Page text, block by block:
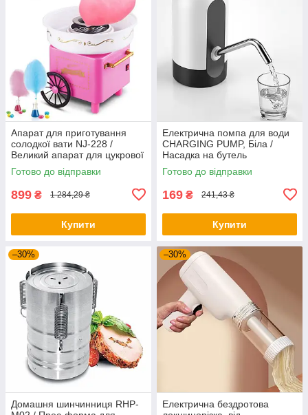
Апарат для приготування
солодкої вати NJ-228 /
Великий апарат для цукрової
вати на коліщатках
Готово до відправки
899 ₴ 1 284,29 ₴
Купити
Електрична помпа для води
CHARGING PUMP, Біла /
Насадка на бутель
Готово до відправки
169 ₴ 241,43 ₴
Купити
–30%
Домашня шинчинниця RHP-
–30%
Електрична бездротова